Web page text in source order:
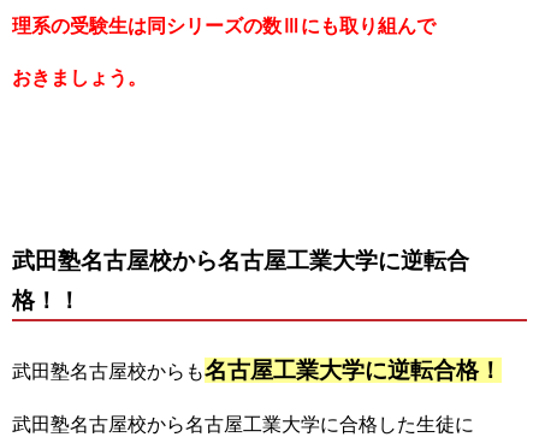
理系の受験生は同シリーズの数Ⅲにも取り組んで
おきましょう。
武田塾名古屋校から名古屋工業大学に逆転合
格！！
武田塾名古屋校からも名古屋工業大学に逆転合格！
武田塾名古屋校から名古屋工業大学に合格した生徒に